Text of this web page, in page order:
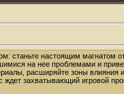
станьте настоящим магнатом
на нее проблемами и
расширяйте зоны влияния
ждет захватывающий игровой